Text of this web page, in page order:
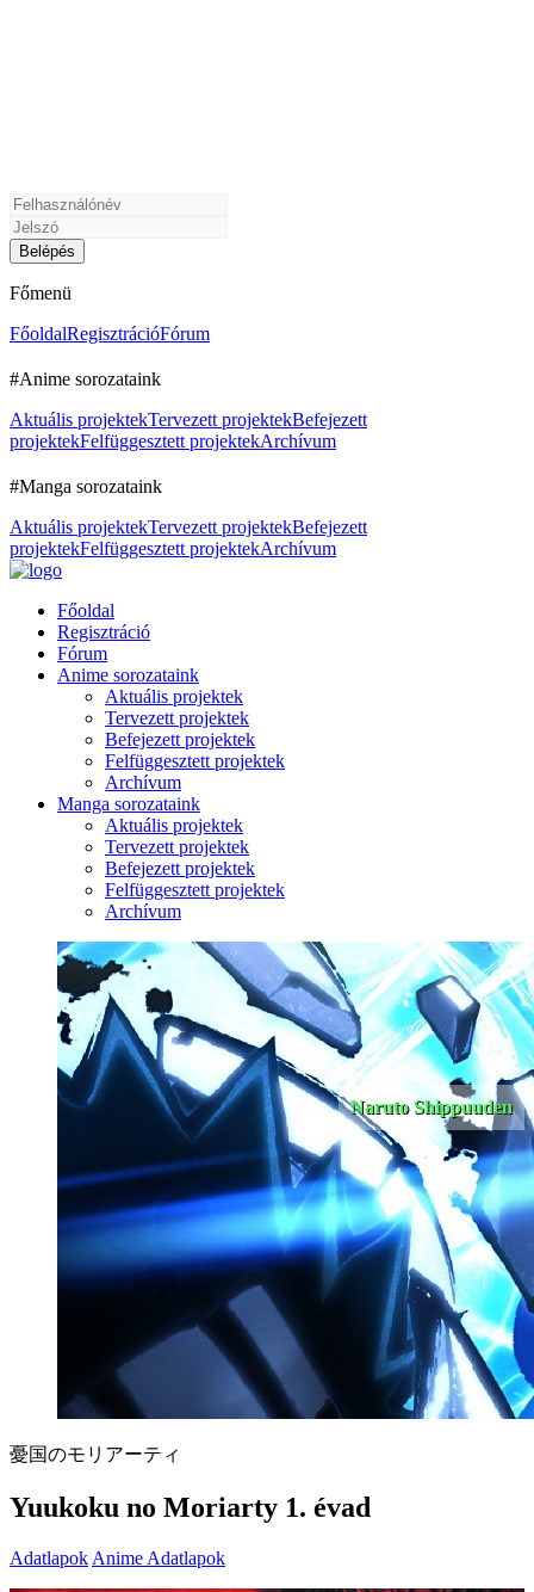
Főmenü
FőoldalRegisztrációFórum
#Anime sorozataink
Aktuális projektekTervezett projektekBefejezett
projektekFelfüggesztett projektekArchívum
#Manga sorozataink
Aktuális projektekTervezett projektekBefejezett
projektekFelfüggesztett projektekArchívum
Főoldal
Regisztráció
Fórum
Anime sorozataink
Aktuális projektek
Tervezett projektek
Befejezett projektek
Felfüggesztett projektek
Archívum
Manga sorozataink
Aktuális projektek
Tervezett projektek
Befejezett projektek
Felfüggesztett projektek
Archívum
Naruto Shippuuden
憂国のモリアーティ
Yuukoku no Moriarty 1. évad
Adatlapok Anime Adatlapok